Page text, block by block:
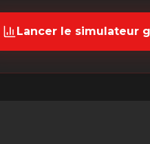
Lancer le simulateur